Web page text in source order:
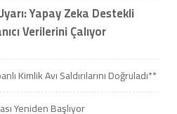
Yapay Zeka Destekli
Verilerini Çalıyor
Kimlik Avı Saldırılarını Doğruladı**
Yeniden Başlıyor